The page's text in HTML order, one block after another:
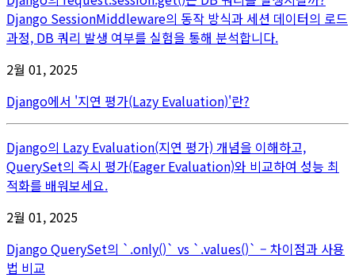
Django SessionMiddleware의 동작 방식과 세션 데이터의 로드
과정, DB 쿼리 발생 여부를 실험을 통해 분석합니다.
2월 01, 2025
Django에서 '지연 평가(Lazy Evaluation)'란?
Django의 Lazy Evaluation(지연 평가) 개념을 이해하고,
QuerySet의 즉시 평가(Eager Evaluation)와 비교하여 성능 최
적화를 배워보세요.
2월 01, 2025
Django QuerySet의 `.only()` vs `.values()` – 차이점과 사용
법 비교